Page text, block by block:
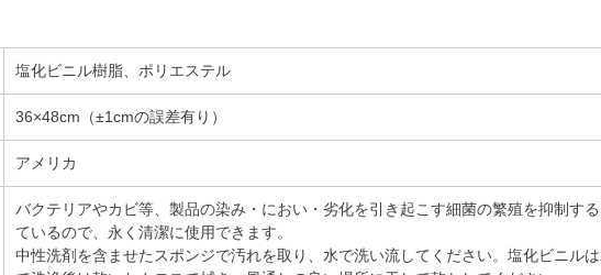
塩化ビニル樹脂、ポリエステル
36×48cm ±1cmの誤差有り
アメリカ
バクテリアやカビ等、製品の染み・におい・劣化を引き起こす細菌の繁殖を抑制す
ているので、永く清潔に使用できます。
中性洗剤を含ませたスポンジで汚れを取り、水で洗い流してください。塩化ビニル